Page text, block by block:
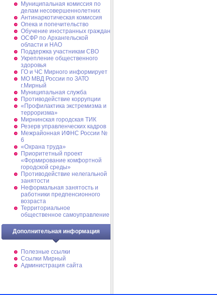
Муниципальная комиссия по
делам несовершеннолетних
Антинаркотическая комиссия
Опека и попечительство
Обучение иностранных граждан
ОСФР по Архангельской
области и НАО
Поддержка участникам СВО
Укрепление общественного
здоровья
ГО и ЧС Мирного информирует
МО МВД России по ЗАТО
г.Мирный
Муниципальная cлужба
Противодействие коррупции
«Профилактика экстремизма и
терроризма»
Мирнинская городская ТИК
Резерв управленческих кадров
Межрайонная ИФНС России №
6
«Охрана труда»
Приоритетный проект
«Формирование комфортной
городской среды»
Противодействие нелегальной
занятости
Неформальная занятость и
работники предпенсионного
возраста
Территориальное
общественное самоуправление
Дополнительная информация
Полезные ссылки
Ссылки Мирный
Администрация сайта